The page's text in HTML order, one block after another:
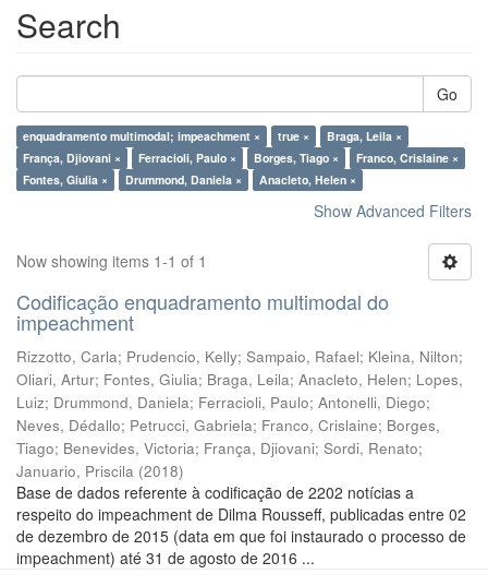
Search
Go
enquadramento multimodal; impeachment × true ×
Braga, Leila ×
França, Djiovani ×
Ferracioli, Paulo × Borges, Tiago ×
Franco, Crislaine ×
Fontes, Giulia ×
Drummond, Daniela × Anacleto, Helen ×
Show Advanced Filters
Now showing items 1-1 of 1
Codificação enquadramento multimodal do
impeachment
Rizzotto, Carla; Prudencio, Kelly; Sampaio, Rafael; Kleina, Nilton;
Oliari, Artur; Fontes, Giulia; Braga, Leila; Anacleto, Helen; Lopes,
Luiz; Drummond, Daniela; Ferracioli, Paulo; Antonelli, Diego;
Neves, Dédallo; Petrucci, Gabriela; Franco, Crislaine; Borges,
Tiago; Benevides, Victoria; França, Djiovani; Sordi, Renato;
Januario, Priscila (2018)
Base de dados referente à codificação de 2202 notícias a
respeito do impeachment de Dilma Rousseff, publicadas entre 02
de dezembro de 2015 (data em que foi instaurado o processo de
impeachment) até 31 de agosto de 2016 ...